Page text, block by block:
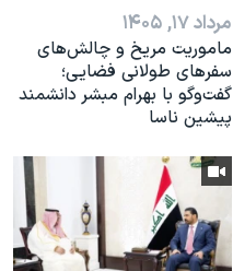
مرداد ۱۷, ۱۴۰۵
ماموریت مریخ و چالش‌های
سفرهای طولانی فضایی؛
گفت‌وگو با بهرام مبشر دانشمند
پیشین ناسا